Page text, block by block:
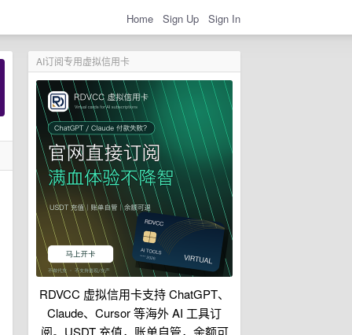
Home Sign Up Sign In
AI订阅专用虚拟信用卡
RDVCC 虚拟信用卡支持 ChatGPT、
Claude、Cursor 等海外 AI 工具订
阅。USDT 充值，账单自管，余额可